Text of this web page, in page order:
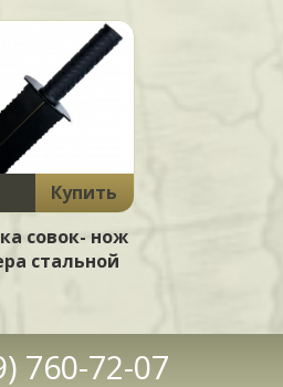
Купить
совок- нож
стальной
760-72-07